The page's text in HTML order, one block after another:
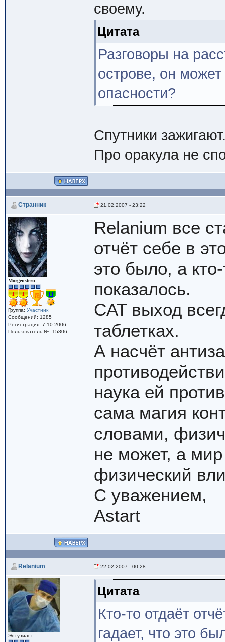
своему.
Цитата
Разговоры на
острове, он
опасности?
Спутники
Про оракула не
Cтранник 21.02.2007 - 23:22
Morgenstern
Группа: Участник
Сообщений: 1285
Регистрация: 7.10.2006
Пользователь №: 15806
Relanium все
отчёт себе в
это было, а
показалось.
CAT выход
таблетках.
А насчёт
наука ей
сама магия
словами,
не может, а
физический
С уважением,
Astart
Relanium 22.02.2007 - 00:28
Энтузиаст
Цитата
Кто-то отдаёт
гадает, что это